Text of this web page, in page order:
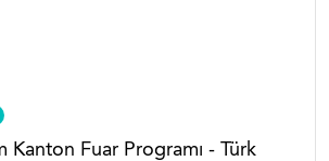
Kanton Fuar Programı - Türk